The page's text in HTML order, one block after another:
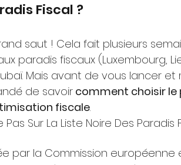
Fiscal ?
saut ! Cela fait plusieurs
paradis fiscaux (Luxembourg,
Mais avant de vous lancer
de savoir comment choisir le
fiscale.
Pas Sur La Liste Noire Des Paradis
par la Commission européenne